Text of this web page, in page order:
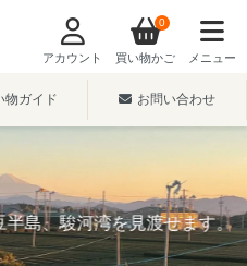
アカウント 買い物かご
0
メニュー
物ガイド お問い合わせ
島、駿河湾を見渡せます。